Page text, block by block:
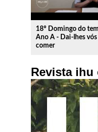
18º Domingo do
Ano A - Dai-lhes vós
comer
Revista ihu